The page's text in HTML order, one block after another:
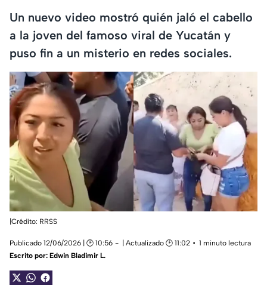
Un nuevo video mostró quién jaló el cabello
a la joven del famoso viral de Yucatán y
puso fin a un misterio en redes sociales.
|Crédito: RRSS
Publicado 12/06/2026 | 🕑 10:56 | Actualizado 🕑 11:02
1 minuto lectura
Escrito por: Edwin Bladimir L.